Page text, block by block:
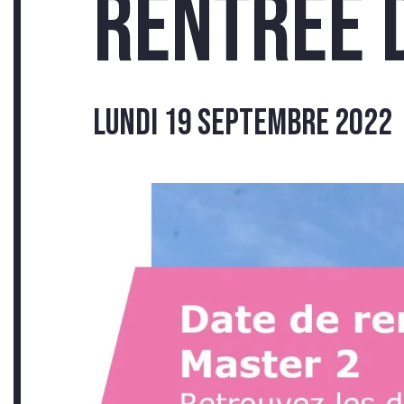
Rentrée
lundi 19 septembre 2022